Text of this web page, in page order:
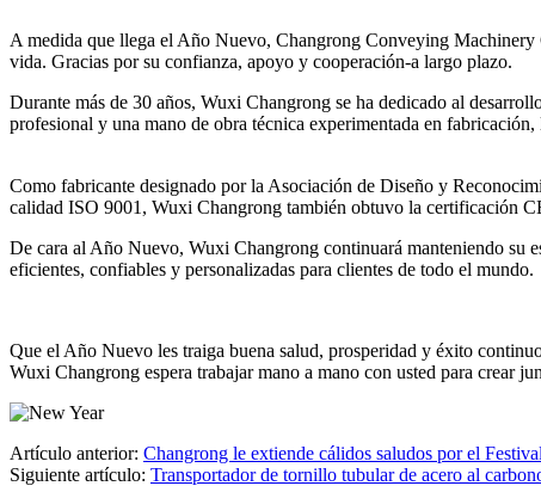
A medida que llega el Año Nuevo, Changrong Conveying Machinery
vida. Gracias por su confianza, apoyo y cooperación-a largo plazo.
Durante más de 30 años, Wuxi Changrong se ha dedicado al
profesional y una mano de obra técnica experimentada en
Como fabricante designado por la Asociación de Diseño y
calidad ISO 9001, Wuxi Changrong también obtuvo la certificación
De cara al Año Nuevo, Wuxi Changrong continuará manteniendo su
eficientes, confiables y personalizadas para clientes de todo el mundo.
Que el Año Nuevo les traiga buena salud, prosperidad y éxito
Wuxi Changrong espera trabajar mano a mano con usted para crear
Artículo anterior: Changrong le extiende cálidos saludos por el
Siguiente artículo: Transportador de tornillo tubular de acero al